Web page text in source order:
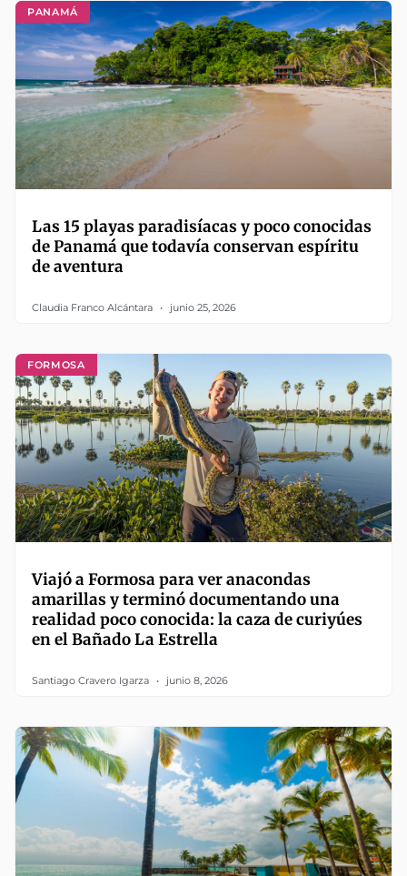
PANAMÁ
Las 15 playas paradisíacas y poco conocidas
de Panamá que todavía conservan espíritu
de aventura
Claudia Franco Alcántara junio 25, 2026
FORMOSA
Viajó a Formosa para ver anacondas
amarillas y terminó documentando una
realidad poco conocida: la caza de curiyúes
en el Bañado La Estrella
Santiago Cravero Igarza junio 8, 2026